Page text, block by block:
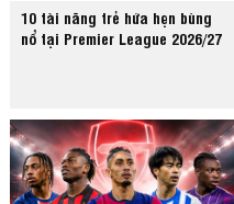
10 tài năng trẻ hứa hẹn bùng
nổ tại Premier League 2026/27